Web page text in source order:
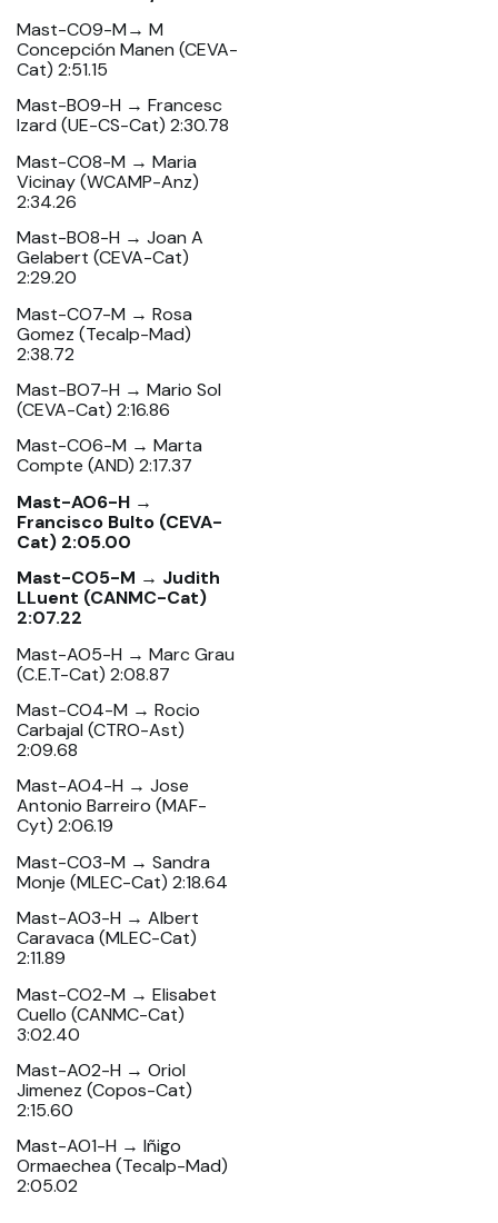
Mast-CO9-M→ M
Concepción Manen (CEVA-
Cat) 2:51.15
Mast-BO9-H → Francesc
Izard (UE-CS-Cat) 2:30.78
Mast-CO8-M → Maria
Vicinay (WCAMP-Anz)
2:34.26
Mast-BO8-H → Joan A
Gelabert (CEVA-Cat)
2:29.20
Mast-CO7-M → Rosa
Gomez (Tecalp-Mad)
2:38.72
Mast-BO7-H → Mario Sol
(CEVA-Cat) 2:16.86
Mast-CO6-M → Marta
Compte (AND) 2:17.37
Mast-AO6-H →
Francisco Bulto (CEVA-
Cat) 2:05.00
Mast-CO5-M → Judith
LLuent (CANMC-Cat)
2:07.22
Mast-AO5-H → Marc Grau
(C.E.T-Cat) 2:08.87
Mast-CO4-M → Rocio
Carbajal (CTRO-Ast)
2:09.68
Mast-AO4-H → Jose
Antonio Barreiro (MAF-
Cyt) 2:06.19
Mast-CO3-M → Sandra
Monje (MLEC-Cat) 2:18.64
Mast-AO3-H → Albert
Caravaca (MLEC-Cat)
2:11.89
Mast-CO2-M → Elisabet
Cuello (CANMC-Cat)
3:02.40
Mast-AO2-H → Oriol
Jimenez (Copos-Cat)
2:15.60
Mast-AO1-H → Iñigo
Ormaechea (Tecalp-Mad)
2:05.02